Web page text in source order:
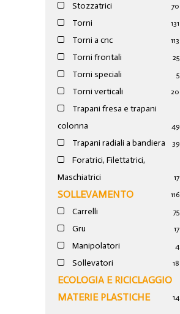
Stozzatrici 70
Torni 131
Torni a cnc 113
Torni frontali 25
Torni speciali 5
Torni verticali 20
Trapani fresa e trapani
colonna
49
Trapani radiali a bandiera 39
Foratrici, Filettatrici,
Maschiatrici
17
SOLLEVAMENTO 116
Carrelli 75
Gru 17
Manipolatori 4
Sollevatori 18
ECOLOGIA E RICICLAGGIO
MATERIE PLASTICHE
14